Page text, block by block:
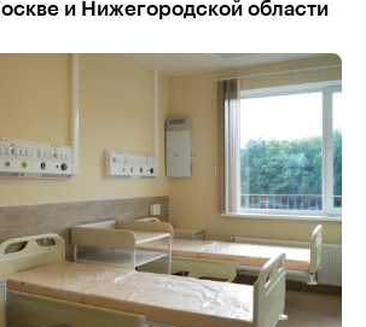
и Нижегородской области